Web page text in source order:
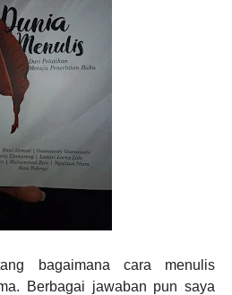
bagaimana cara menulis
Berbagai jawaban pun saya